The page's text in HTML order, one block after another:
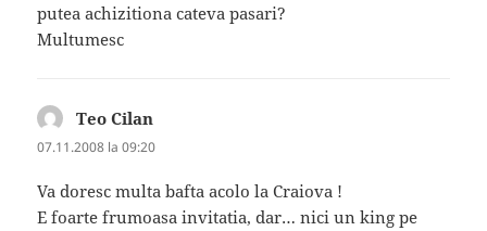
putea achizitiona cateva pasari?
Multumesc
Teo Cilan
07.11.2008 la 09:20
Va doresc multa bafta acolo la Craiova !
E foarte frumoasa invitatia, dar… nici un king pe